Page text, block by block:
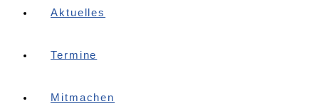
Aktuelles
Termine
Mitmachen